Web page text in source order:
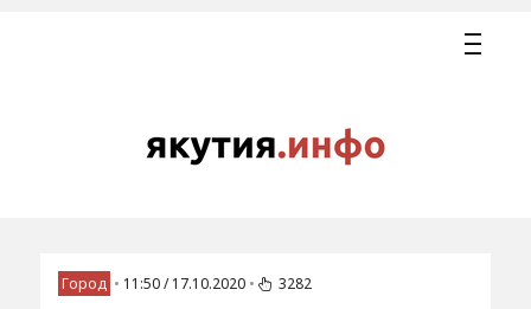
Город • 11:50 / 17.10.2020 • 3282